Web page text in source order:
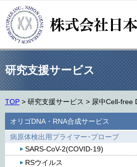
研究支援サービス
TOP > 研究支援サービス > 尿中Cell-free
オリゴDNA・RNA合成サービス
病原体検出用プライマー･プローブ
SARS-CoV-2(COVID-19)
RSウイルス